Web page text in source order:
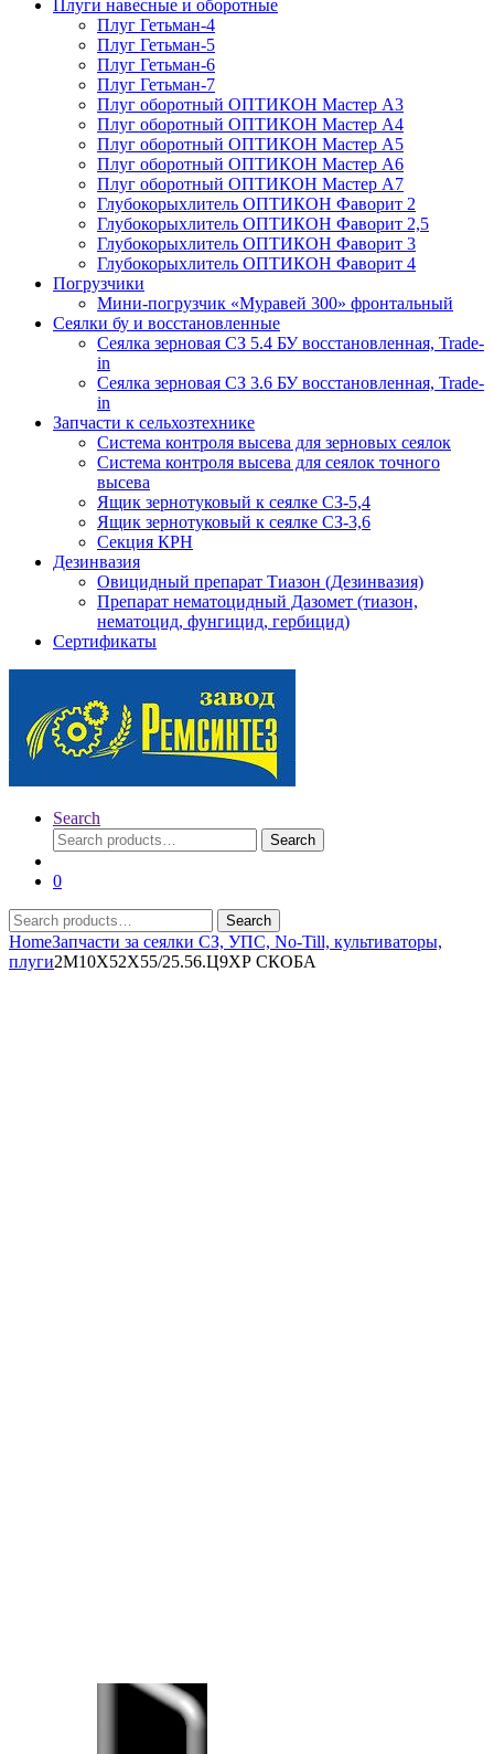
Плуги навесные и оборотные
Плуг Гетьман-4
Плуг Гетьман-5
Плуг Гетьман-6
Плуг Гетьман-7
Плуг оборотный ОПТИКОН Мастер А3
Плуг оборотный ОПТИКОН Мастер А4
Плуг оборотный ОПТИКОН Мастер А5
Плуг оборотный ОПТИКОН Мастер А6
Плуг оборотный ОПТИКОН Мастер А7
Глубокорыхлитель ОПТИКОН Фаворит 2
Глубокорыхлитель ОПТИКОН Фаворит 2,5
Глубокорыхлитель ОПТИКОН Фаворит 3
Глубокорыхлитель ОПТИКОН Фаворит 4
Погрузчики
Мини-погрузчик «Муравей 300» фронтальный
Сеялки бу и восстановленные
Сеялка зерновая СЗ 5.4 БУ восстановленная, Trade-
in
Сеялка зерновая СЗ 3.6 БУ восстановленная, Trade-
in
Запчасти к сельхозтехнике
Система контроля высева для зерновых сеялок
Система контроля высева для сеялок точного
высева
Ящик зернотуковый к сеялке СЗ-5,4
Ящик зернотуковый к сеялке СЗ-3,6
Секция КРН
Дезинвазия
Овицидный препарат Тиазон (Дезинвазия)
Препарат нематоцидный Дазомет (тиазон,
нематоцид, фунгицид, гербицид)
Сертификаты
Search
Search
for:
Search
0
Search
for:
Search
HomeЗапчасти за сеялки СЗ, УПС, No-Till, культиваторы,
плуги2М10Х52Х55/25.56.Ц9ХР СКОБА